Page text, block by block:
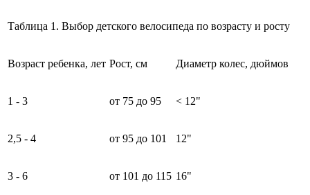
Таблица 1. Выбор детского велосипеда по возрасту и росту
Возраст ребенка, лет Рост, см Диаметр колес, дюймов
1 - 3 от 75 до 95 < 12"
2,5 - 4 от 95 до 101 12"
3 - 6 от 101 до 115 16"